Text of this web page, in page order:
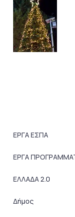
ΕΡΓΑ ΕΣΠΑ
ΕΡΓΑ
ΕΛΛΑΔΑ 2.0
Δήμος